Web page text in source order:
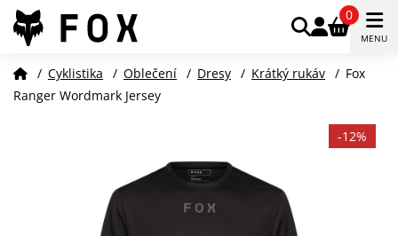
0
MENU
/ Cyklistika / Oblečení / Dresy / Krátký rukáv / Fox
Ranger Wordmark Jersey
-12%